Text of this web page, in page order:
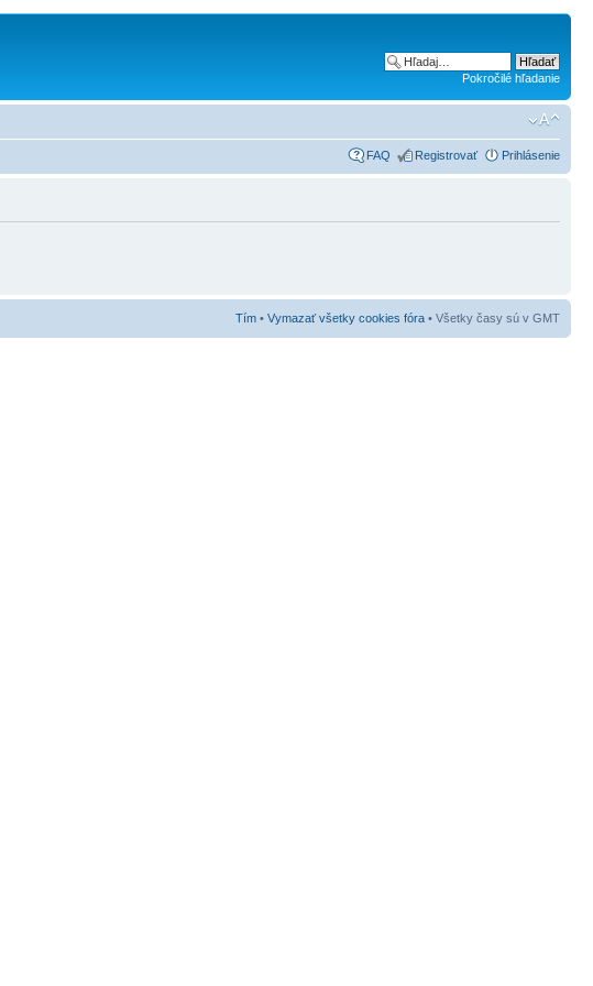
Pokročilé hľadanie
FAQ Registrovať Prihlásenie
Tím • Vymazať všetky cookies fóra • Všetky časy sú v GMT